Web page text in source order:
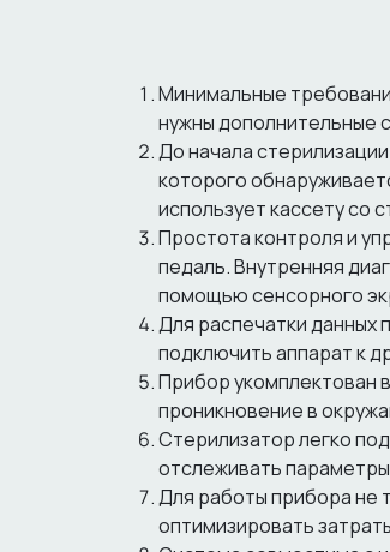
Минимальные
нужны дополнительные
До начала
которого
использует кассету со
Простота контроля и
педаль. Внутренняя
помощью сенсорного
Для распечатки данных
подключить аппарат к
Прибор укомплектован
проникновение в
Стерилизатор легко
отслеживать
Для работы прибора не
оптимизировать